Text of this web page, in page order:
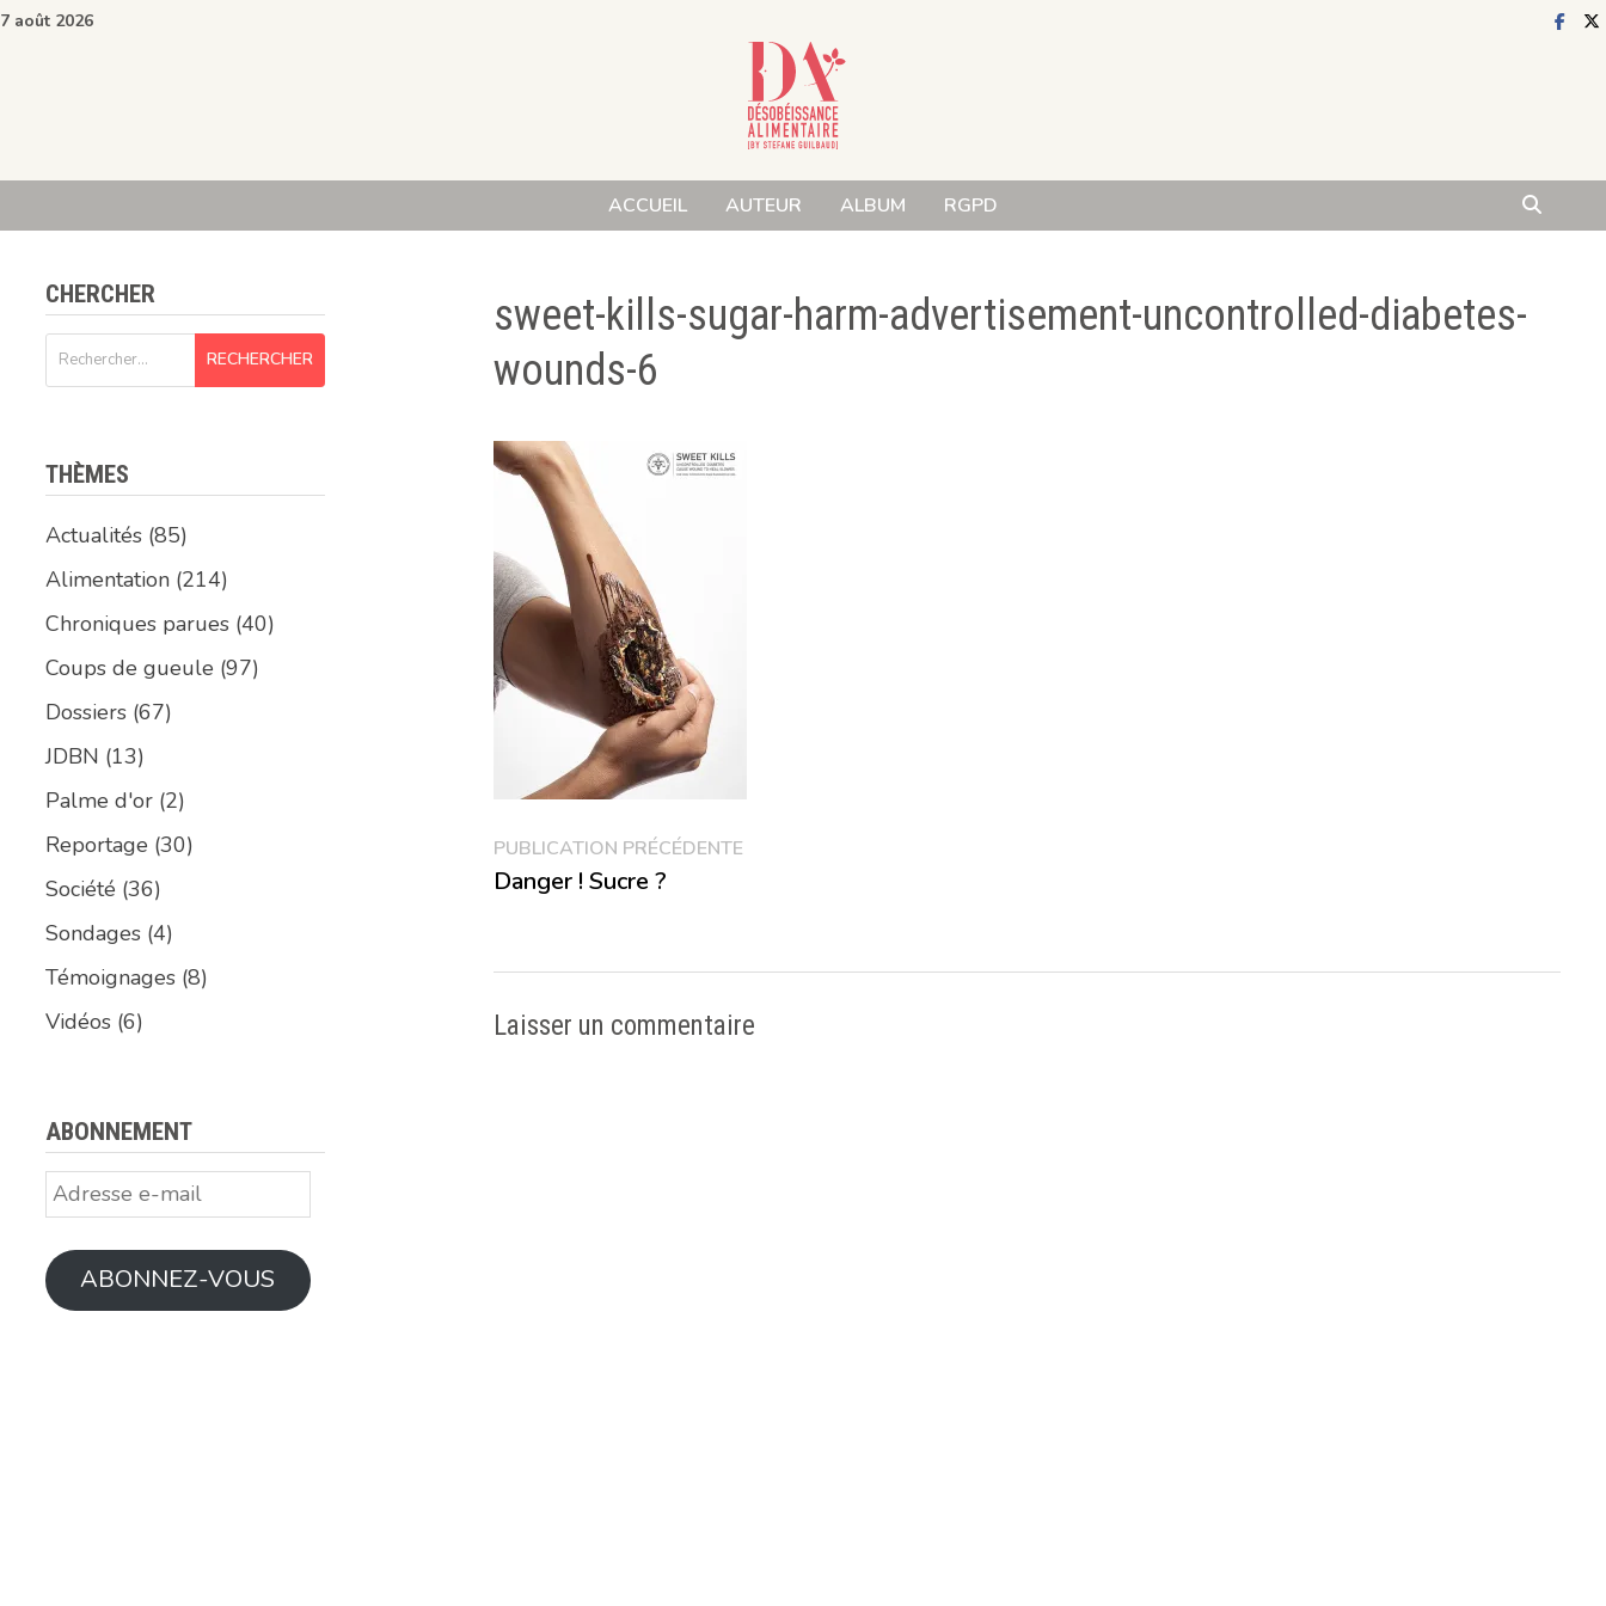
Passer
7 août 2026
ACCUEIL AUTEUR ALBUM RGPD
sweet-kills-sugar-harm-advertisement-uncontrolled-diabetes-
wounds-6
Navigation
de
PUBLICATION PRÉCÉDENTE
Danger ! Sucre ?
Laisser un commentaire
CHERCHER
Rechercher :
THÈMES
Actualités (85)
Alimentation (214)
Chroniques parues (40)
Coups de gueule (97)
Dossiers (67)
JDBN (13)
Palme d'or (2)
Reportage (30)
Société (36)
Sondages (4)
Témoignages (8)
Vidéos (6)
ABONNEMENT
Adresse
e-
mail
ABONNEZ-VOUS